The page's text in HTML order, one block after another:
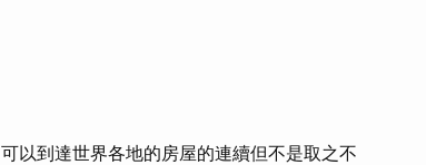
可以到達世界各地的房屋的連續但不是取之不